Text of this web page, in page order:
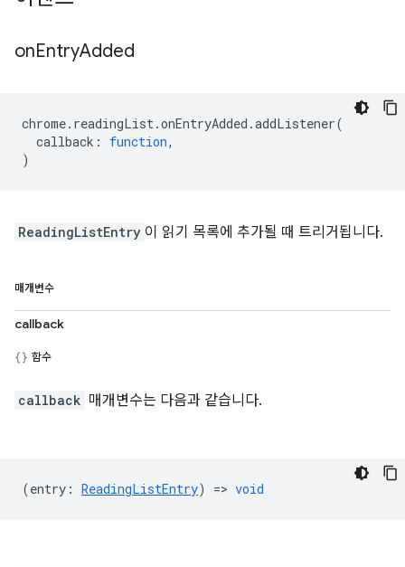
onEntryAdded
chrome. readingList .onEntryAdded .addListener(
callback : function,
)
ReadingListEntry 이 읽기 목록에 추가될 때 트리거됩니다.
매개변수
callback
함수
callback 매개변수는 다음과 같습니다.
(entry : ReadingListEntry) => void